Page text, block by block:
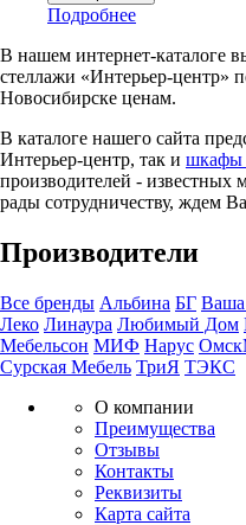
Подробнее
В нашем интернет-каталоге
стеллажи «Интерьер-центр»
Новосибирске ценам.
В каталоге нашего сайта
Интерьер-центр, так и шкафы
производителей - известных
рады сотрудничеству, ждем
Производители
Все бренды Альбина БГ Ваша
Леко Линаура Любимый Дом
Мебельсон МИФ Нарус
Сурская Мебель ТриЯ ТЭКС
О компании
Преимущества
Отзывы
Контакты
Реквизиты
Карта сайта